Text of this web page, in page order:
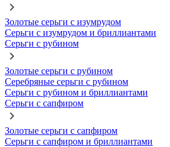
Золотые серьги с изумрудом
Серьги с изумрудом и бриллиантами
Серьги с рубином
Золотые серьги с рубином
Серебряные серьги с рубином
Серьги с рубином и бриллиантами
Серьги с сапфиром
Золотые серьги с сапфиром
Серьги с сапфиром и бриллиантами